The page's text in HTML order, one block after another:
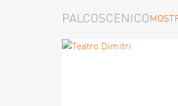
PALCOSCENICO